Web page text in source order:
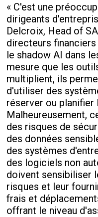
« C'est une
dirigeants
Delcroix, Head of
directeurs
le shadow AI dans
mesure que les
multiplient, ils
d'utiliser des
réserver ou planifier
Malheureusement,
des risques de
des données
des systèmes
des logiciels non
doivent sensibiliser
risques et leur
frais et
offrant le niveau